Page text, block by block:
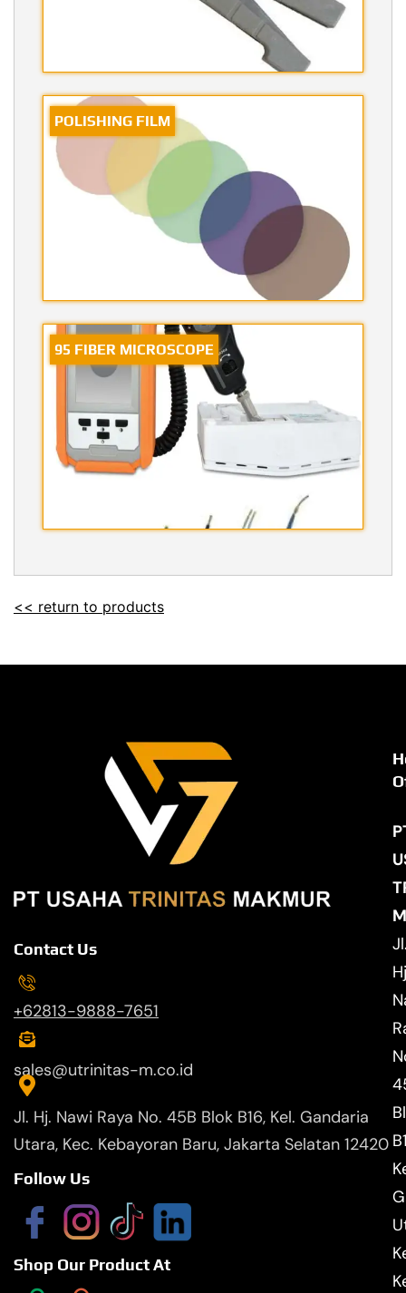
POLISHING FILM
95 FIBER MICROSCOPE
<< return to products
Contact Us
+62813-9888-7651
sales@utrinitas-m.co.id
Jl. Hj. Nawi Raya No. 45B Blok B16, Kel. Gandaria
Utara, Kec. Kebayoran Baru, Jakarta Selatan 12420
Follow Us
Shop Our Product At